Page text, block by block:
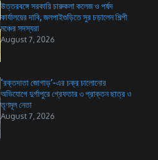
উত্তরবঙ্গে সরকারি চারুকলা কলেজ ও পর্ষদ
কার্যালয়ের দাবি, জলপাইগুড়িতে সুর চড়ালেন শিল্পী
মঞ্চের সদস্যরা
August 7, 2026
‘রক্তদাতা জোগাড়’-এর চক্র চালোনোর
অভিযোগে দুর্গাপুরে গ্রেফতার ৩ প্রাক্তন ছাত্র ও
তৃণমূল নেতা
August 7, 2026